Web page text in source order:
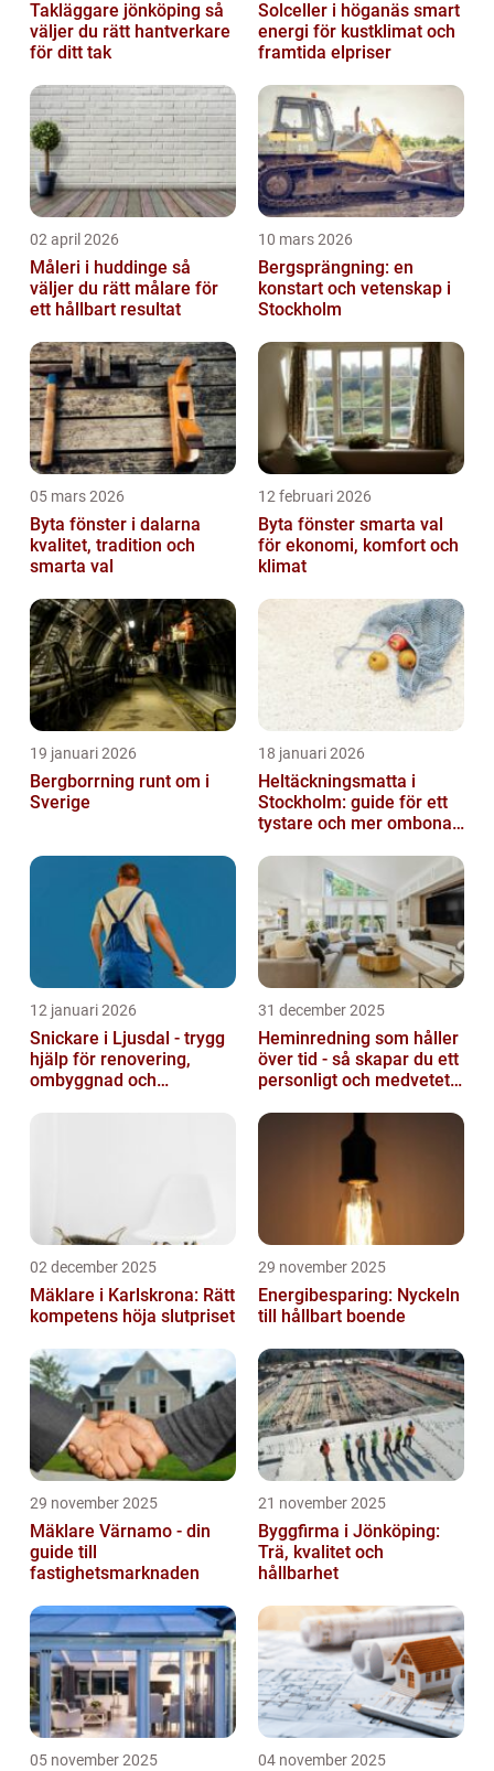
Takläggare jönköping så
väljer du rätt hantverkare
för ditt tak
Solceller i höganäs smart
energi för kustklimat och
framtida elpriser
02 april 2026
Måleri i huddinge så
väljer du rätt målare för
ett hållbart resultat
10 mars 2026
Bergsprängning: en
konstart och vetenskap i
Stockholm
05 mars 2026
Byta fönster i dalarna
kvalitet, tradition och
smarta val
12 februari 2026
Byta fönster smarta val
för ekonomi, komfort och
klimat
19 januari 2026
Bergborrning runt om i
Sverige
18 januari 2026
Heltäckningsmatta i
Stockholm: guide för ett
tystare och mer ombonat
12 januari 2026
Snickare i Ljusdal - trygg
hjälp för renovering,
ombyggnad och
31 december 2025
Heminredning som håller
över tid - så skapar du ett
personligt och medvetet
02 december 2025
Mäklare i Karlskrona: Rätt
kompetens höja slutpriset
29 november 2025
Energibesparing: Nyckeln
till hållbart boende
29 november 2025
Mäklare Värnamo - din
guide till
fastighetsmarknaden
21 november 2025
Byggfirma i Jönköping:
Trä, kvalitet och
hållbarhet
05 november 2025 04 november 2025